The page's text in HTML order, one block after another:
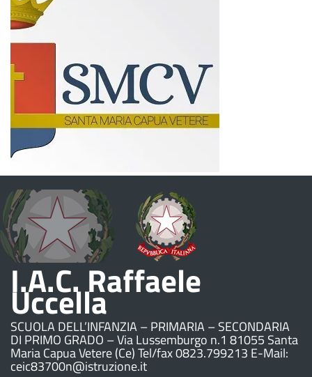
I.A.C. Raffaele
Uccella
SCUOLA DELL’INFANZIA – PRIMARIA – SECONDARIA
DI PRIMO GRADO – Via Lussemburgo n.1 81055 Santa
Maria Capua Vetere (Ce) Tel/fax 0823.799213 E-Mail:
ceic83700n@istruzione.it